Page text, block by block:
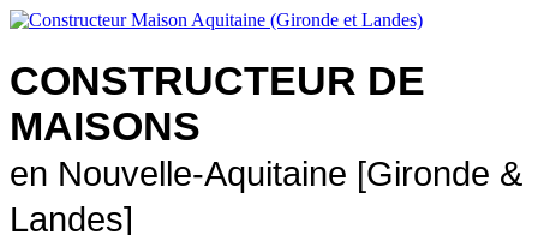
CONSTRUCTEUR DE
MAISONS
en Nouvelle-Aquitaine [Gironde &
Landes]